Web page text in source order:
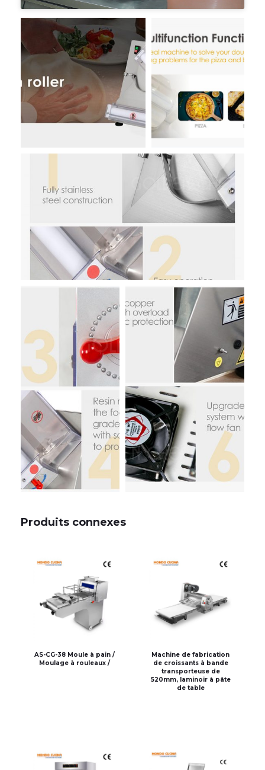
Produits connexes
AS-CG-38 Moule à pain /
Moulage à rouleaux /
Machine de fabrication
de croissants à bande
transporteuse de
520mm, laminoir à pâte
de table